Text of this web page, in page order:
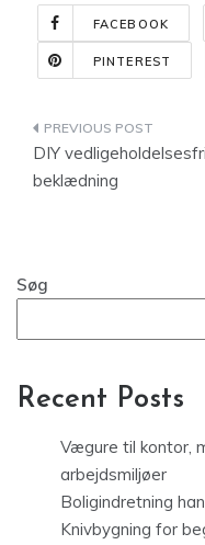
FACEBOOK
PINTEREST
DIY vedligeholdelsesfri
beklædning
Søg
Recent Posts
Vægure til kontor,
arbejdsmiljøer
Boligindretning
Knivbygning for